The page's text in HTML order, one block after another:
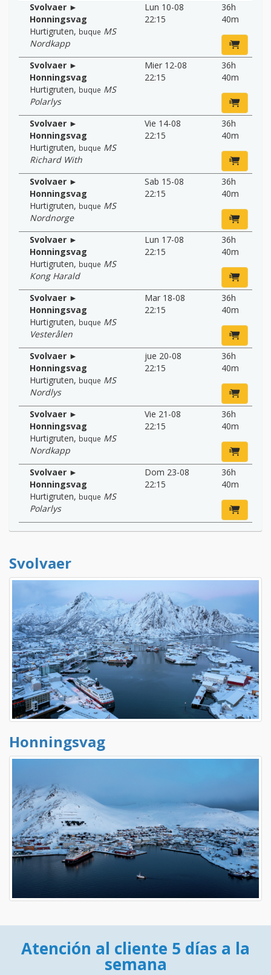
Svolvaer ►
Honningsvag
Hurtigruten, buque MS
Nordkapp
Lun 10-08
22:15
36h
40m
Svolvaer ►
Honningsvag
Hurtigruten, buque MS
Polarlys
Mier 12-08
22:15
36h
40m
Svolvaer ►
Honningsvag
Hurtigruten, buque MS
Richard With
Vie 14-08
22:15
36h
40m
Svolvaer ►
Honningsvag
Hurtigruten, buque MS
Nordnorge
Sab 15-08
22:15
36h
40m
Svolvaer ►
Honningsvag
Hurtigruten, buque MS
Kong Harald
Lun 17-08
22:15
36h
40m
Svolvaer ►
Honningsvag
Hurtigruten, buque MS
Vesterålen
Mar 18-08
22:15
36h
40m
Svolvaer ►
Honningsvag
Hurtigruten, buque MS
Nordlys
jue 20-08
22:15
36h
40m
Svolvaer ►
Honningsvag
Hurtigruten, buque MS
Nordkapp
Vie 21-08
22:15
36h
40m
Svolvaer ►
Honningsvag
Hurtigruten, buque MS
Polarlys
Dom 23-08
22:15
36h
40m
Svolvaer
Honningsvag
Atención al cliente 5 días a la
semana